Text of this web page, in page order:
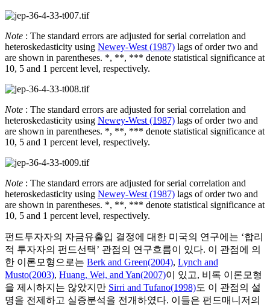
Note : The standard errors are adjusted for serial correlation and
heteroskedasticity using Newey-West (1987) lags of order two and
are shown in parentheses. *, **, *** denote statistical significance at
10, 5 and 1 percent level, respectively.
Note : The standard errors are adjusted for serial correlation and
heteroskedasticity using Newey-West (1987) lags of order two and
are shown in parentheses. *, **, *** denote statistical significance at
10, 5 and 1 percent level, respectively.
Note : The standard errors are adjusted for serial correlation and
heteroskedasticity using Newey-West (1987) lags of order two and
are shown in parentheses. *, **, *** denote statistical significance at
10, 5 and 1 percent level, respectively.
펀드투자자의 자금유출입 결정에 대한 미국의 연구에는 ‘합리
적 투자자의 펀드선택’ 관점의 연구흐름이 있다. 이 관점에 의
한 이론모형으로는 Berk and Green(2004), Lynch and
Musto(2003), Huang, Wei, and Yan(2007)이 있고, 비록 이론모형
을 제시하지는 않았지만 Sirri and Tufano(1998)도 이 관점의 설
명을 전제하고 실증분석을 전개하였다. 이들은 펀드매니저의